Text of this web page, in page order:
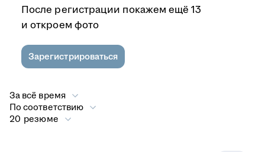
После регистрации покажем ещё 13
и откроем фото
Зарегистрироваться
За всё время
По соответствию
20 резюме